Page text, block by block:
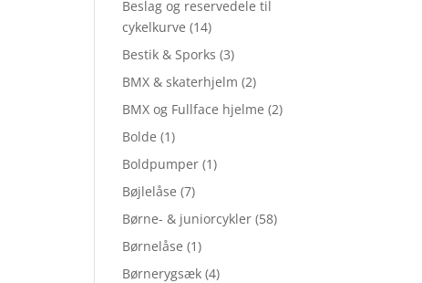
Beslag og reservedele til
cykelkurve (14)
Bestik & Sporks (3)
BMX & skaterhjelm (2)
BMX og Fullface hjelme (2)
Bolde (1)
Boldpumper (1)
Bøjlelåse (7)
Børne- & juniorcykler (58)
Børnelåse (1)
Børnerygsæk (4)